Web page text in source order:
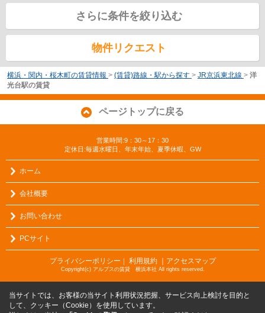
さらに条件を絞り込む
物件リクエスト
横浜・関内・桜木町の賃貸情報 > (賃貸)路線・駅から探す > JR京浜東北線 > 洋
光台駅の賃貸
ページトップに戻る
営業時間:9：30～17：30
定休日:毎週水曜日、年末年始、夏季休暇、GW
ホーム
会社概要
お問い合わせ
PCサイト
プライバシーポリシー ｜ 利用規約 ｜アクセスマップ
Copyright(c) アルプスの賃貸 横浜本社 All rights reserved.
当サイトでは、お客様の当サイト利用状況把握、サービス向上検討を目的と
して、クッキー（Cookie）を使用しています。